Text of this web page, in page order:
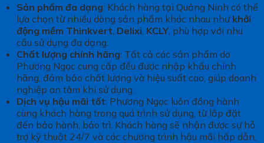
Sản phẩm đa dạng: Khách hàng tại Quảng Ninh có thể
lựa chọn từ nhiều dòng sản phẩm khác nhau như khởi
động mềm Thinkvert Delixi KCLY, phù hợp với nhu
cầu sử dụng đa dạng.
Chất lượng chính hãng: Tất cả các sản phẩm do
Phương Ngọc cung cấp đều được nhập khẩu chính
hãng, đảm bảo chất lượng và hiệu suất cao, giúp doanh
nghiệp an tâm khi sử dụng.
Dịch vụ hậu mãi tốt: Phương Ngọc luôn đồng hành
cùng khách hàng trong quá trình sử dụng, từ lắp đặt
đến bảo hành, bảo trì. Khách hàng sẽ nhận được sự hỗ
trợ kỹ thuật 24/7 và các chương trình hậu mãi hấp dẫn.